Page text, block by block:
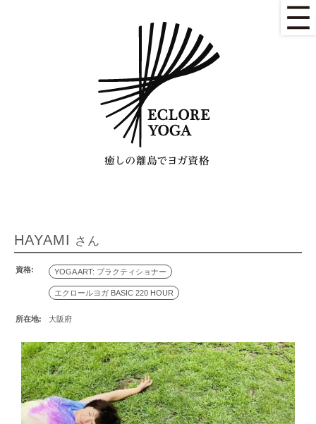
HAYAMI さん
資格: YOGA ART: プラクティショナー
エクロールヨガ BASIC 220 HOUR
所在地: 大阪府